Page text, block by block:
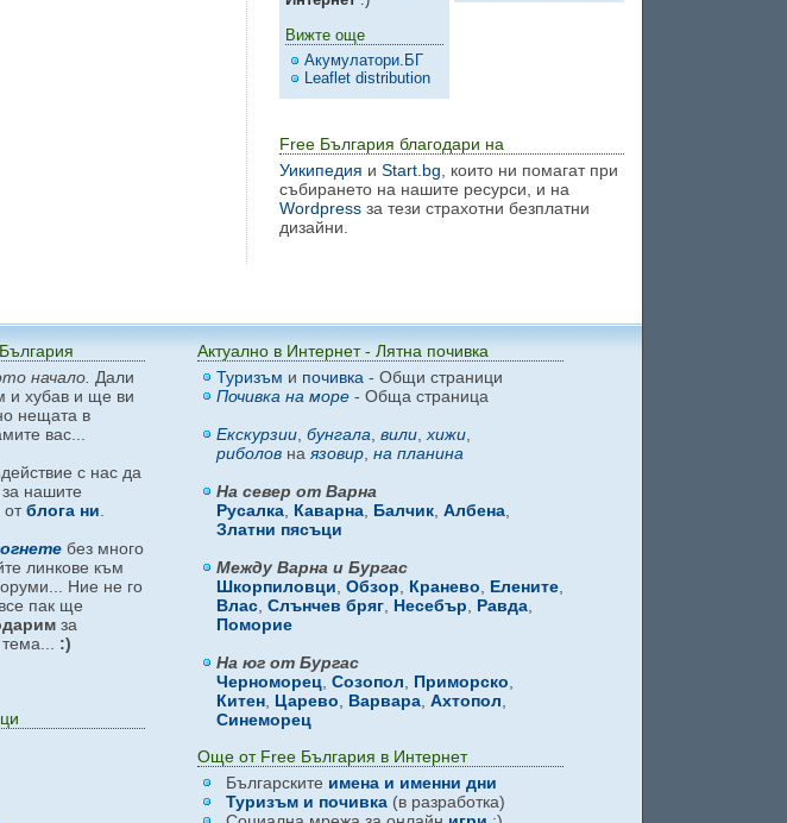
Вижте още
Акумулатори.БГ
Leaflet distribution
Free България благодари на
Уикипедия и Start.bg , които ни помагат при
събирането на нашите ресурси, и на
Wordpress за тези страхотни безплатни
дизайни.
начало. Дали
и хубав и ще ви
нещата в
вас...
с нас да
нашите
отблога ни.
без много
линкове към
Ние не го
пак ще
за
:)
Актуално в Интернет - Лятна почивка
Туризъм и почивка - Общи страници
Почивка на море - Обща страница
Екскурзии, бунгала, вили,хижи,
риболов на язовир, на планина
На север от Варна
Русалка, Каварна, Балчик, Албена,
Златни пясъци
Между Варна и Бургас
Шкорпиловци, Обзор, Кранево, Елените,
Влас, Слънчев бряг, Несебър, Равда,
Поморие
На юг от Бургас
Черноморец, Созопол, Приморско,
Китен, Царево, Варвара, Ахтопол,
Синеморец
Още от Free България в Интернет
Българските имена и именни дни
Туризъм и почивка (в разработка)